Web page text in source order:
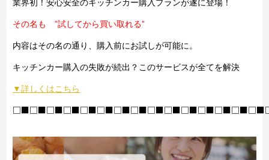
業界初！安心安全のキッチンカー購入プランが遂に登場！
その名も ”試してから買い取れる”
内容はその名の通り、購入前にお試しが可能に。
キッチンカー購入の失敗が続出？このサービスが全てを解決
▼詳しくはこちら